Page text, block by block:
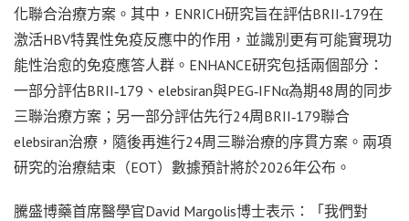
化聯合治療方案。其中，ENRICH研究旨在評估BRII‑179在
激活HBV特異性免疫反應中的作用，並識別更有可能實現功
能性治愈的免疫應答人群。ENHANCE研究包括兩個部分：
一部分評估BRII‑179、elebsiran與PEG‑IFNα為期48周的同步
三聯治療方案；另一部分評估先行24周BRII‑179聯合
elebsiran治療，隨後再進行24周三聯治療的序貫方案。兩項
研究的治療結束（EOT）數據預計將於2026年公布。
騰盛博藥首席醫學官David Margolis博士表示：「我們對